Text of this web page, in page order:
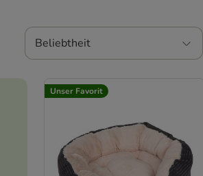
Beliebtheit
Unser Favorit